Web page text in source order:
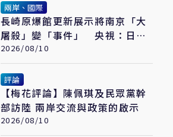
兩岸、國際
長崎原爆館更新展示將南京「大
屠殺」變「事件」 央視：日本
又在偷改歷史
2026/08/10
評論
【梅花評論】陳佩琪及民眾黨幹
部訪陸 兩岸交流與政策的啟示
2026/08/10